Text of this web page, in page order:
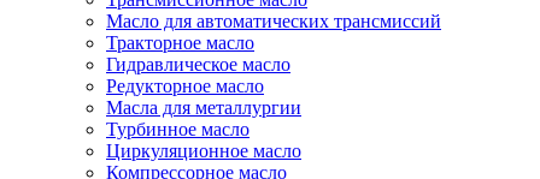
Масло для автоматических трансмиссий
Тракторное масло
Гидравлическое масло
Редукторное масло
Масла для металлургии
Турбинное масло
Циркуляционное масло
Компрессорное масло